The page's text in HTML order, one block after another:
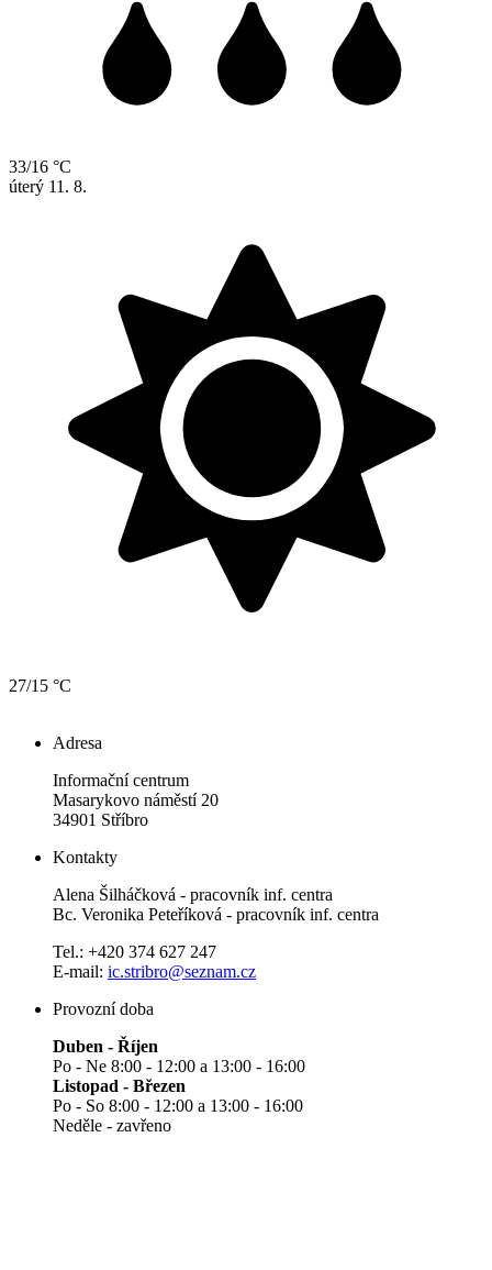
33/16 °C
úterý 11. 8.
27/15 °C
Adresa
Informační centrum
Masarykovo náměstí 20
34901 Stříbro
Kontakty
Alena Šilháčková - pracovník inf. centra
Bc. Veronika Peteříková - pracovník inf. centra
Tel.: +420 374 627 247
E-mail: ic.stribro@seznam.cz
Provozní doba
Duben - Říjen
Po - Ne 8:00 - 12:00 a 13:00 - 16:00
Listopad - Březen
Po - So 8:00 - 12:00 a 13:00 - 16:00
Neděle - zavřeno